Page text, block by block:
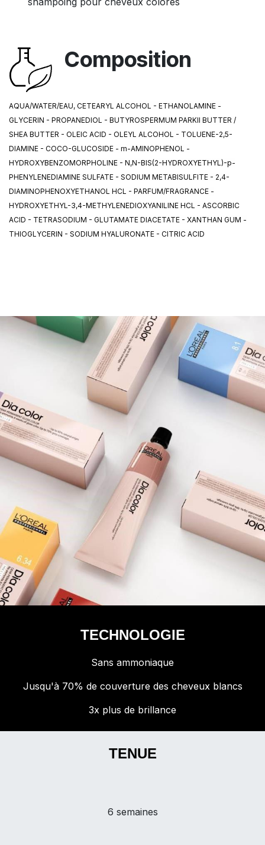
Composition
AQUA/WATER/EAU, CETEARYL ALCOHOL - ETHANOLAMINE -
GLYCERIN - PROPANEDIOL - BUTYROSPERMUM PARKII BUTTER /
SHEA BUTTER - OLEIC ACID - OLEYL ALCOHOL - TOLUENE-2,5-
DIAMINE - COCO-GLUCOSIDE - m-AMINOPHENOL -
HYDROXYBENZOMORPHOLINE - N,N-BIS(2-HYDROXYETHYL)-p-
PHENYLENEDIAMINE SULFATE - SODIUM METABISULFITE - 2,4-
DIAMINOPHENOXYETHANOL HCL - PARFUM/FRAGRANCE -
HYDROXYETHYL-3,4-METHYLENEDIOXYANILINE HCL - ASCORBIC
ACID - TETRASODIUM - GLUTAMATE DIACETATE - XANTHAN GUM -
THIOGLYCERIN - SODIUM HYALURONATE - CITRIC ACID
TECHNOLOGIE
Sans ammoniaque
Jusqu'à 70% de couverture des cheveux blancs
3x plus de brillance
TENUE
6 semaines